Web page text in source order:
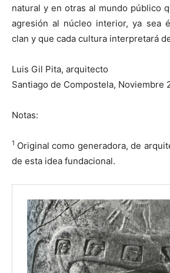
natural y en otras al mundo público
agresión al núcleo interior, ya sea
clan y que cada cultura interpretará
Luis Gil Pita, arquitecto
Santiago de Compostela, Noviembre
Notas:
1 Original como generadora, de
de esta idea fundacional.